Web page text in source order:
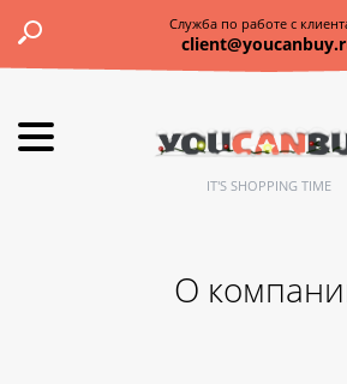
Служба по работе с
IT'S SHOPPING TIME
О